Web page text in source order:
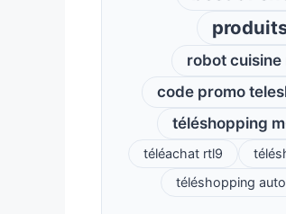
robot
code promo
téléshopping
téléachat rtl9
téléshopping auto